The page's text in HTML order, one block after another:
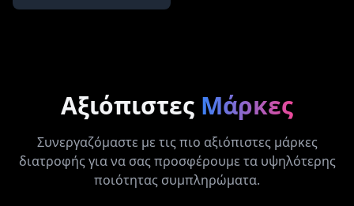
Αξιόπιστες Μάρκες
Συνεργαζόμαστε με τις πιο αξιόπιστες μάρκες
διατροφής για να σας προσφέρουμε τα υψηλότερης
ποιότητας συμπληρώματα.